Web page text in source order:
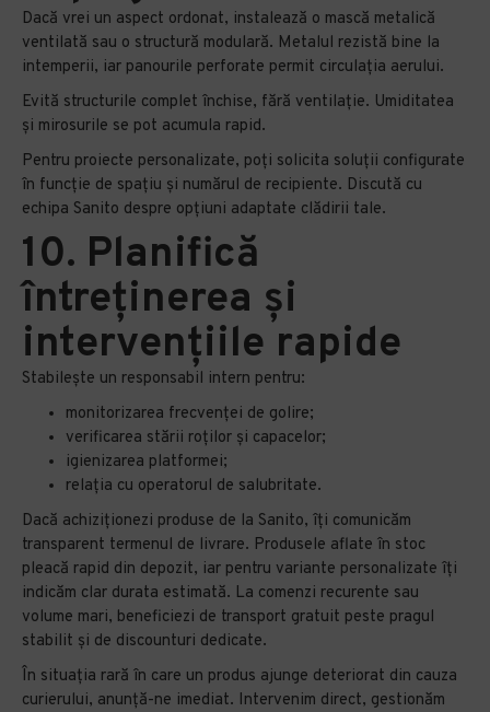
Dacă vrei un aspect ordonat, instalează o mască metalică
ventilată sau o structură modulară. Metalul rezistă bine la
intemperii, iar panourile perforate permit circulația aerului.
Evită structurile complet închise, fără ventilație. Umiditatea
și mirosurile se pot acumula rapid.
Pentru proiecte personalizate, poți solicita soluții configurate
în funcție de spațiu și numărul de recipiente. Discută cu
echipa Sanito despre opțiuni adaptate clădirii tale.
10. Planifică
întreținerea și
intervențiile rapide
Stabilește un responsabil intern pentru:
monitorizarea frecvenței de golire;
verificarea stării roților și capacelor;
igienizarea platformei;
relația cu operatorul de salubritate.
Dacă achiziționezi produse de la Sanito, îți comunicăm
transparent termenul de livrare. Produsele aflate în stoc
pleacă rapid din depozit, iar pentru variante personalizate îți
indicăm clar durata estimată. La comenzi recurente sau
volume mari, beneficiezi de transport gratuit peste pragul
stabilit și de discounturi dedicate.
În situația rară în care un produs ajunge deteriorat din cauza
curierului, anunță-ne imediat. Intervenim direct, gestionăm